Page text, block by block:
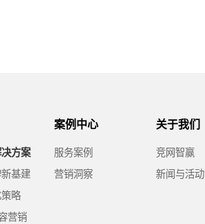
方案
基建
略
营销
案例中心
服务案例
营销洞察
关于我们
竞网智赢
新闻与活动